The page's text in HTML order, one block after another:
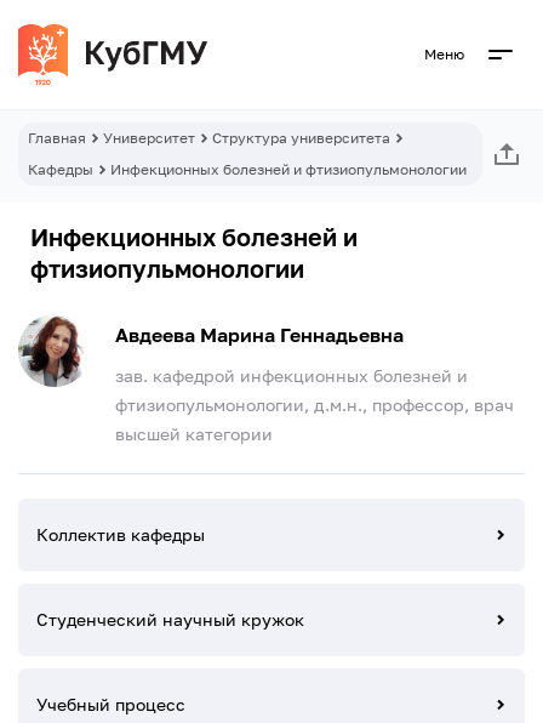
Меню
Главная Университет
Структура университета
Кафедры
Инфекционных болезней и фтизиопульмонологии
Инфекционных болезней и
фтизиопульмонологии
Авдеева Марина Геннадьевна
зав. кафедрой инфекционных болезней и
фтизиопульмонологии, д.м.н., профессор, врач
высшей категории
Коллектив кафедры
Студенческий научный кружок
Учебный процесс